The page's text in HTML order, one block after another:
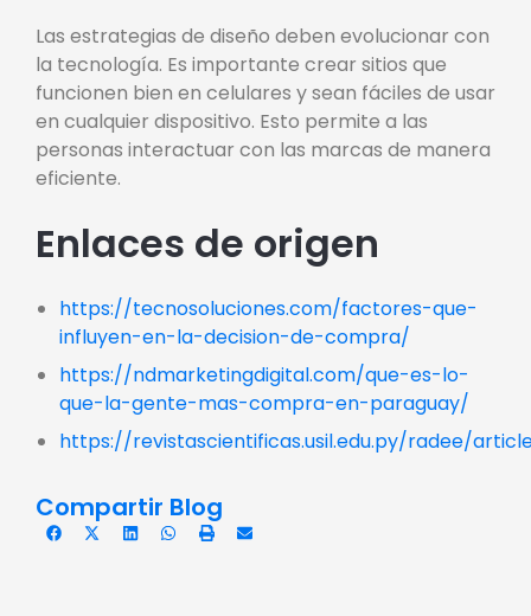
Las estrategias de diseño deben evolucionar con
la tecnología. Es importante crear sitios que
funcionen bien en celulares y sean fáciles de usar
en cualquier dispositivo. Esto permite a las
personas interactuar con las marcas de manera
eficiente.
Enlaces de origen
https://tecnosoluciones.com/factores-que-
influyen-en-la-decision-de-compra/
https://ndmarketingdigital.com/que-es-lo-
que-la-gente-mas-compra-en-paraguay/
https://revistascientificas.usil.edu.py/radee/
Compartir Blog